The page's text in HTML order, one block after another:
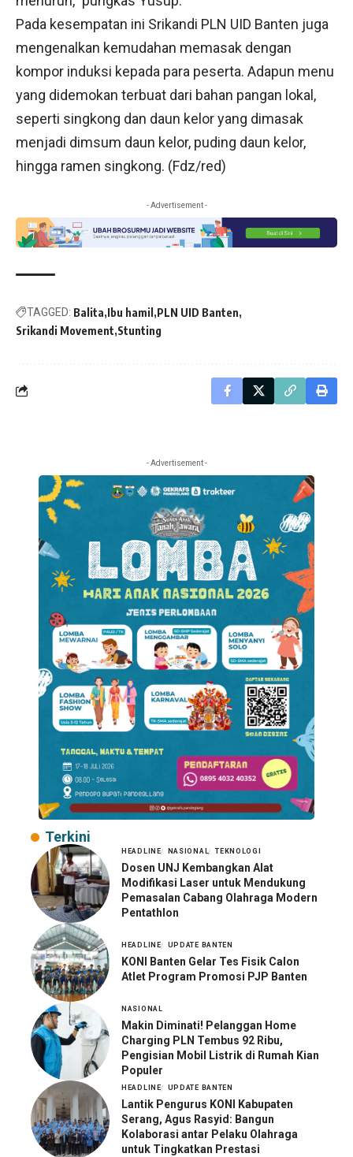
Pada kesempatan ini Srikandi PLN UID Banten juga
mengenalkan kemudahan memasak dengan
kompor induksi kepada para peserta. Adapun menu
yang didemokan terbuat dari bahan pangan lokal,
seperti singkong dan daun kelor yang dimasak
menjadi dimsum daun kelor, puding daun kelor,
hingga ramen singkong. (Fdz/red)
- Advertisement -
TAGGED: Balita Ibu hamil PLN UID Banten
Srikandi Movement Stunting
- Advertisement -
Terkini
HEADLINE NASIONAL TEKNOLOGI
Dosen UNJ Kembangkan Alat
Modifikasi Laser untuk Mendukung
Pemasalan Cabang Olahraga Modern
Pentathlon
HEADLINE UPDATE BANTEN
KONI Banten Gelar Tes Fisik Calon
Atlet Program Promosi PJP Banten
NASIONAL
Makin Diminati! Pelanggan Home
Charging PLN Tembus 92 Ribu,
Pengisian Mobil Listrik di Rumah Kian
Populer
HEADLINE UPDATE BANTEN
Lantik Pengurus KONI Kabupaten
Serang, Agus Rasyid: Bangun
Kolaborasi antar Pelaku Olahraga
untuk Tingkatkan Prestasi